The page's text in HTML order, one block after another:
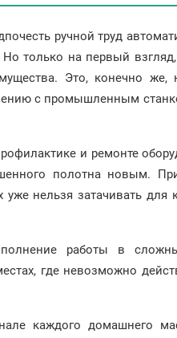
ручной труд
только на первый
Это, конечно же,
с промышленным
и ремонте
полотна новым.
нельзя затачивать для
работы в
где невозможно
каждого домашнего